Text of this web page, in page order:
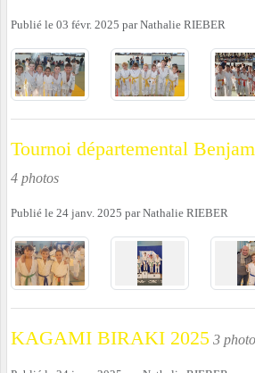
Publié le 03 févr. 2025 parNathalie RIEBER
Tournoi départemental
4 photos
Publié le 24 janv. 2025 parNathalie RIEBER
KAGAMI BIRAKI 2025 3